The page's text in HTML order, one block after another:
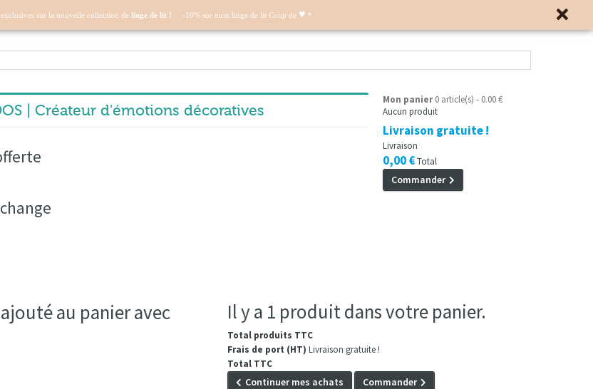
| Créateur d'émotions décoratives
Mon panier 0 article(s) - 0.00 €
Aucun produit
Livraison gratuite !
Livraison
0,00 €Total
Commander
au panier avec
Il y a 1 produit dans votre panier.
Total produits TTC
Frais de port (HT) Livraison gratuite !
Total TTC
Continuer mes achats Commander
sur la nouvelle collection de linge de lit ! -10% sur mon linge de lit Coup de ♥ *